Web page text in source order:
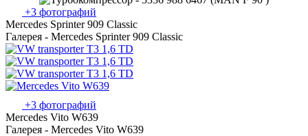
+3 фотографий
Mercedes Sprinter 909 Classic
Галерея - Mercedes Sprinter 909 Classic
+3 фотографий
Mercedes Vito W639
Галерея - Mercedes Vito W639